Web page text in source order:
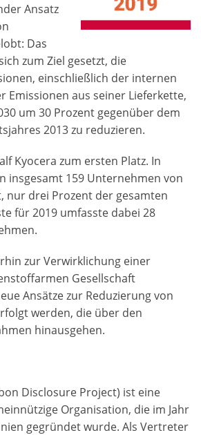
Ansatz
Das
zum Ziel gesetzt, die
einschließlich der internen
Emissionen aus seiner Lieferkette,
um 30 Prozent gegenüber dem
2013 zu reduzieren.
Kyocera zum ersten Platz. In
insgesamt 159 Unternehmen von
nur drei Prozent der gesamten
für 2019 umfasste dabei 28
zur Verwirklichung einer
Gesellschaft
Ansätze zur Reduzierung von
werden, die über den
hinausgehen.
Disclosure Project) ist eine
Organisation, die im Jahr
gegründet wurde. Als Vertreter